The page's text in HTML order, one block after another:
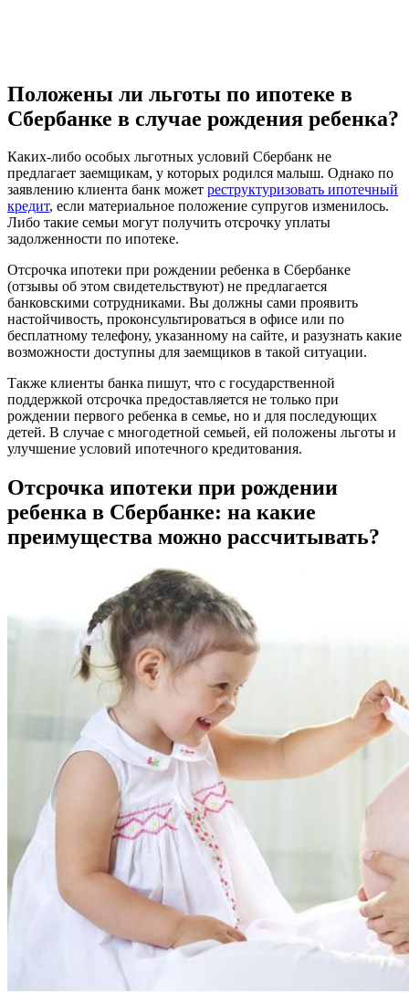
Положены ли льготы по ипотеке в
Сбербанке в случае рождения ребенка?
Каких-либо особых льготных условий Сбербанк не
предлагает заемщикам, у которых родился малыш. Однако по
заявлению клиента банк может реструктуризовать ипотечный
кредит, если материальное положение супругов изменилось.
Либо такие семьи могут получить отсрочку уплаты
задолженности по ипотеке.
Отсрочка ипотеки при рождении ребенка в Сбербанке
(отзывы об этом свидетельствуют) не предлагается
банковскими сотрудниками. Вы должны сами проявить
настойчивость, проконсультироваться в офисе или по
бесплатному телефону, указанному на сайте, и разузнать какие
возможности доступны для заемщиков в такой ситуации.
Также клиенты банка пишут, что с государственной
поддержкой отсрочка предоставляется не только при
рождении первого ребенка в семье, но и для последующих
детей. В случае с многодетной семьей, ей положены льготы и
улучшение условий ипотечного кредитования.
Отсрочка ипотеки при рождении
ребенка в Сбербанке: на какие
преимущества можно рассчитывать?